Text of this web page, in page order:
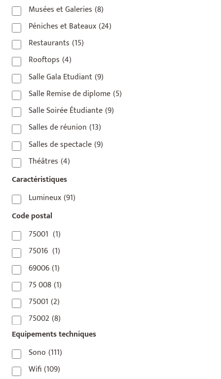
Musées et Galeries (8)
Péniches et Bateaux(24)
Restaurants (15)
Rooftops (4)
Salle Gala Etudiant(9)
Salle Remise de diplome(5)
Salle Soirée Étudiante(9)
Salles de réunion (13)
Salles de spectacle(9)
Théâtres (4)
Caractéristiques
Lumineux(91)
Code postal
75001 (1)
75016 (1)
69006(1)
75 008(1)
75001 (2)
75002 (8)
75003(1)
75004(2)
75006 (5)
Equipements techniques
Sono (111)
Wifi(109)